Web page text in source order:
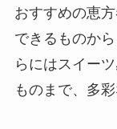
おすすめの恵
できるものか
らにはスイー
ものまで、多